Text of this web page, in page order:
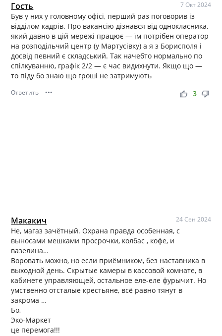
Гость 7 Окт 2024
Був у них у головному офісі, перший раз поговорив із
відділом кадрів. Про вакансію дізнався від однокласника,
який давно в цій мережі працює — їм потрібен оператор
на розподільчий центр (у Мартусівку) а я з Борисполя і
досвід певний є складський. Так начебто нормально по
спілкуванню, графік 2/2 — є час видихнути. Якщо що —
то піду бо знаю що гроші не затримують
Ответить ••• thumb_up thumb_down
3
Макакич 24 Сен 2024
Не, магаз зачётный. Охрана правда особенная, с
выносами мешками просрочки, колбас , кофе, и
вазелина…
Воровать можно, но если приёмником, без наставника в
выходной день. Скрытые камеры в кассовой комнате, в
кабинете управляющей, остальное еле-еле фурычит. Но
умственно отсталые крестьяне, всё равно тянут в
закрома …
Бо,
Эко-Маркет
це перемога!!!